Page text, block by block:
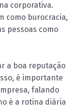
corporativa.
como burocracia,
pessoas como
a boa reputação
é importante
falando
é a rotina diária